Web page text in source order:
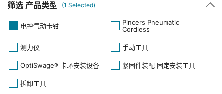
筛选 产品类型 (1 Selected)
电控气动卡钳
Pincers Pneumatic
Cordless
测力仪 手动工具
OptiSwage® 卡环安装设备 紧固件装配 固定安装工具
拆卸工具